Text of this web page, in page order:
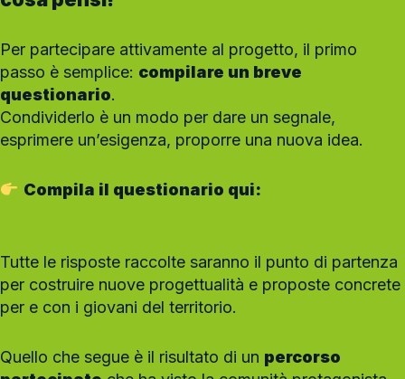
Per partecipare attivamente al progetto, il primo
passo è semplice: compilare un breve
questionario.
Condividerlo è un modo per dare un segnale,
esprimere un’esigenza, proporre una nuova idea.
Compila il questionario qui:
Tutte le risposte raccolte saranno il punto di partenza
per costruire nuove progettualità e proposte concrete
per e con i giovani del territorio.
Quello che segue è il risultato di un percorso